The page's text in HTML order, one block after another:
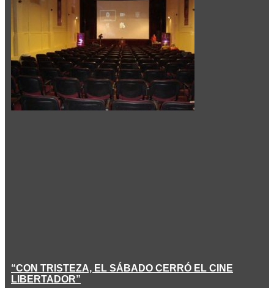
“CON TRISTEZA, EL SÁBADO CERRÓ EL CINE
LIBERTADOR”